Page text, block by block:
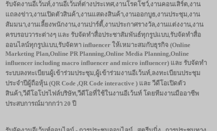
รับจัดงานอีเว้นท์,งานอีเว้นท์ต่างประเทศ,งานโรดโชว์,งานคอนเสิร์ต,งาน
แถลงข่าว,งานเปิดตัวสินค้า,งานแสดงสินค้า,งานออกบูธ,งานประชุม,งาน
สัมมนา,งานเลี้ยงพนักงาน,งานปาร์ตี้,งานประกาศรางวัล,งานแต่งงาน,งาน
ครบรอบวาระต่างๆ และ รับจัดทำสื่อประชาสัมพันธ์ทุกรูปแบบ,รับจัดทำสื่อ
ออนไลน์ทุกรูปแบบ,รับจัดหา influencer ให้เหมาะสมกับธุรกิจ (Online
Marketing Plan,Online PR Planning,Online Media Planning,Online
influencer including macro influencer and micro influencer) และ รับจัดทำ
ระบบลงทะเบียนผู้เข้าร่วมประชุม,ผู้เข้าร่วมงานอีเว้นท์,ลงทะเบียนประชุม
ประจำปีผู้ถือหุ้น (QR Code ,QR Code interactive ) และ วีดีโอเปิดตัว
สินค้า,วีดีโอโปรไฟล์บริษัท,วีดีโอที่ใช้ในงานอีเว้นท์ โดยทีมงานมืออาชีพ
ประสบการณ์มากกว่า 20 ปี